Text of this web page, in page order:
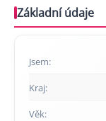
Základní údaje
Jsem:
Kraj:
Věk: